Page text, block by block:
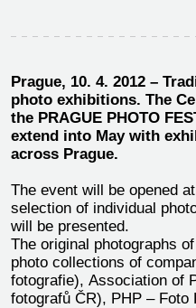
Prague, 10. 4. 2012 –
photo exhibitions. The
the PRAGUE PHOTO
extend into May with
across Prague.
The event will be opened
selection of individual
will be presented.
The original photographs
photo collections of
fotografie), Association of
fotografů ČR), PHP – Foto